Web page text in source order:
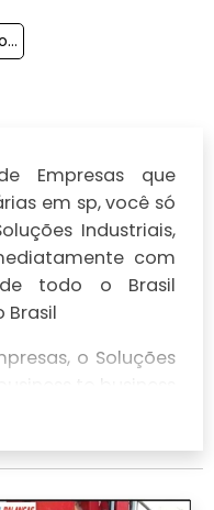
Aferição De Balança Rodoviária Valor
Empresas que
em sp, você só
Industriais,
com
todo o Brasil
o Soluções
to business
industrial. Para
Empresas que
em sp, clique
a seguir: